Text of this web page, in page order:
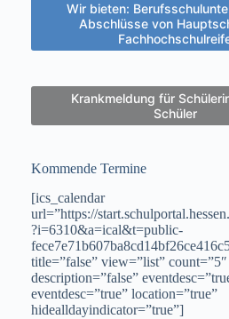
Wir bieten:
Abschlüsse von
Krankmeldung für
Schüler
Kommende Termine
[ics_calendar
url=”https://
?i=6310&a=ical&t=public-
title=”false” view=”list” count=”5″
description=”false”
eventdesc=”true” location=”true”
hidealldayindicator=”true”]